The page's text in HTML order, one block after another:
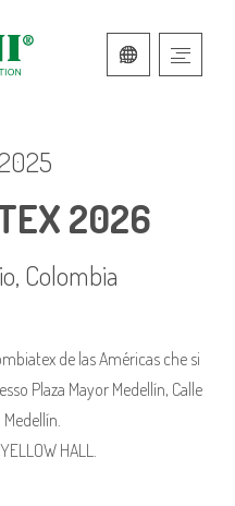
2026
Colombia
de las Américas che si
Plaza Mayor Medellín, Calle
Medellín.
HALL.